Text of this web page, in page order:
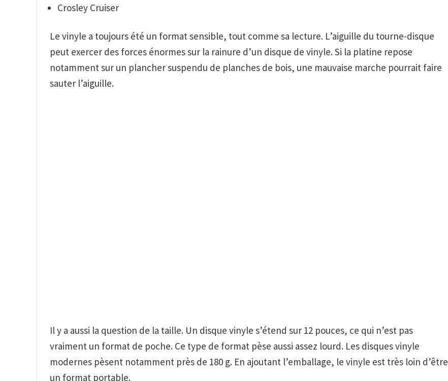
Crosley Cruiser
Le vinyle a toujours été un format sensible, tout comme sa lecture. L’aiguille du tourne-disque
peut exercer des forces énormes sur la rainure d’un disque de vinyle. Si la platine repose
notamment sur un plancher suspendu de planches de bois, une mauvaise marche pourrait faire
sauter l’aiguille.
Il y a aussi la question de la taille. Un disque vinyle s’étend sur 12 pouces, ce qui n’est pas
vraiment un format de poche. Ce type de format pèse aussi assez lourd. Les disques vinyle
modernes pèsent notamment près de 180 g. En ajoutant l’emballage, le vinyle est très loin d’être
un format portable.